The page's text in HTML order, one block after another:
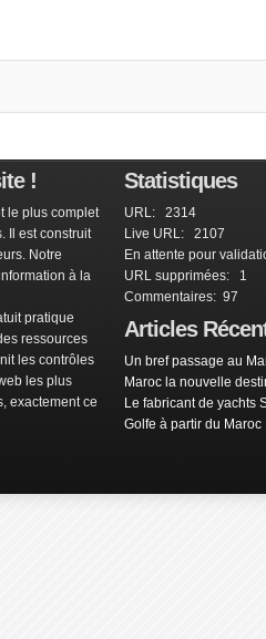
!
le plus complet
Il est construit
Notre
à la
pratique
ressources
les contrôles
les plus
exactement ce
Statistiques
URL: 2314
Live URL: 2107
En attente pour
URL supprimées: 1
Commentaires: 97
Articles
Un bref passage au
Maroc la nouvelle
Le fabricant de yachts
Golfe à partir du Maroc